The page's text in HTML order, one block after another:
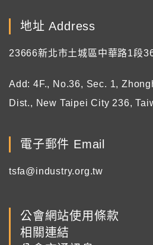
地址 Address
23666新北市土城區中華路1段
Add: 4F., No.36, Sec. 1,
Dist., New Taipei City 236,
電子郵件 Email
tsfa@industry.org.tw
公會網站使用條款
相關連結